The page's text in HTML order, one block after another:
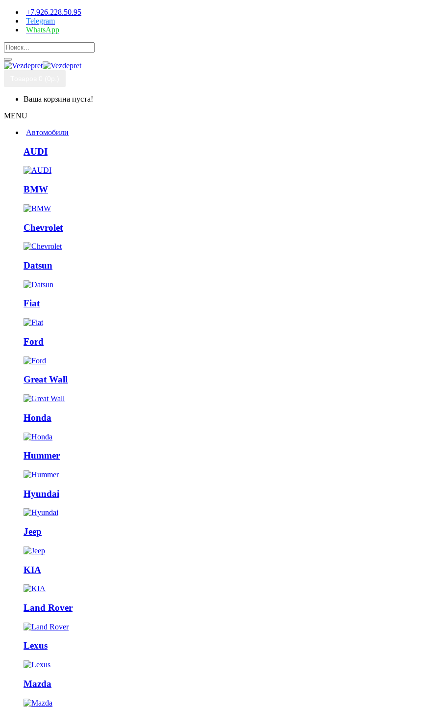
+7.926.228.50.95
Telegram
WhatsApp
Ваша корзина пуста!
MENU
Автомобили
AUDI
BMW
Chevrolet
Datsun
Fiat
Ford
Great Wall
Honda
Hummer
Hyundai
Jeep
KIA
Land Rover
Lexus
Mazda